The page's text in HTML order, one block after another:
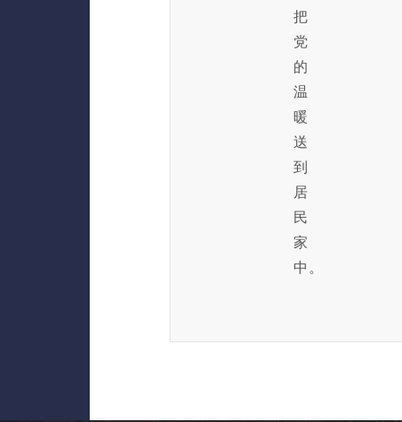
把
党
的
温
暖
送
到
居
民
家
中。